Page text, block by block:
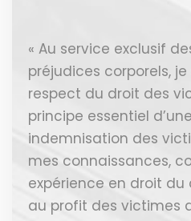
« Au service exclusif
préjudices corporels,
respect du droit des
principe essentiel
indemnisation des
mes connaissances,
expérience en droit
au profit des victimes